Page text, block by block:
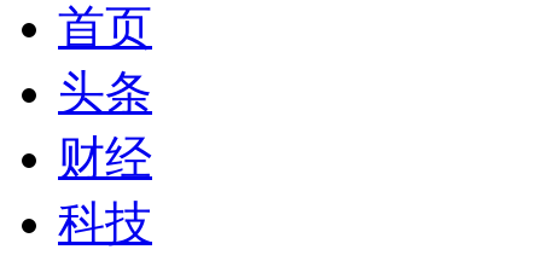
首页
头条
财经
科技